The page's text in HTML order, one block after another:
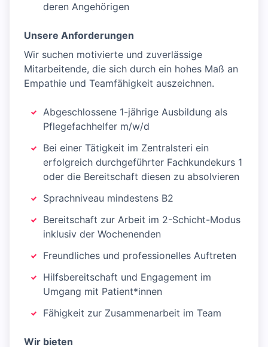
deren Angehörigen
Unsere Anforderungen
Wir suchen motivierte und zuverlässige
Mitarbeitende, die sich durch ein hohes Maß an
Empathie und Teamfähigkeit auszeichnen.
Abgeschlossene 1-jährige Ausbildung als
Pflegefachhelfer m/w/d
Bei einer Tätigkeit im Zentralsteri ein
erfolgreich durchgeführter Fachkundekurs 1
oder die Bereitschaft diesen zu absolvieren
Sprachniveau mindestens B2
Bereitschaft zur Arbeit im 2-Schicht-Modus
inklusiv der Wochenenden
Freundliches und professionelles Auftreten
Hilfsbereitschaft und Engagement im
Umgang mit Patient*innen
Fähigkeit zur Zusammenarbeit im Team
Wir bieten